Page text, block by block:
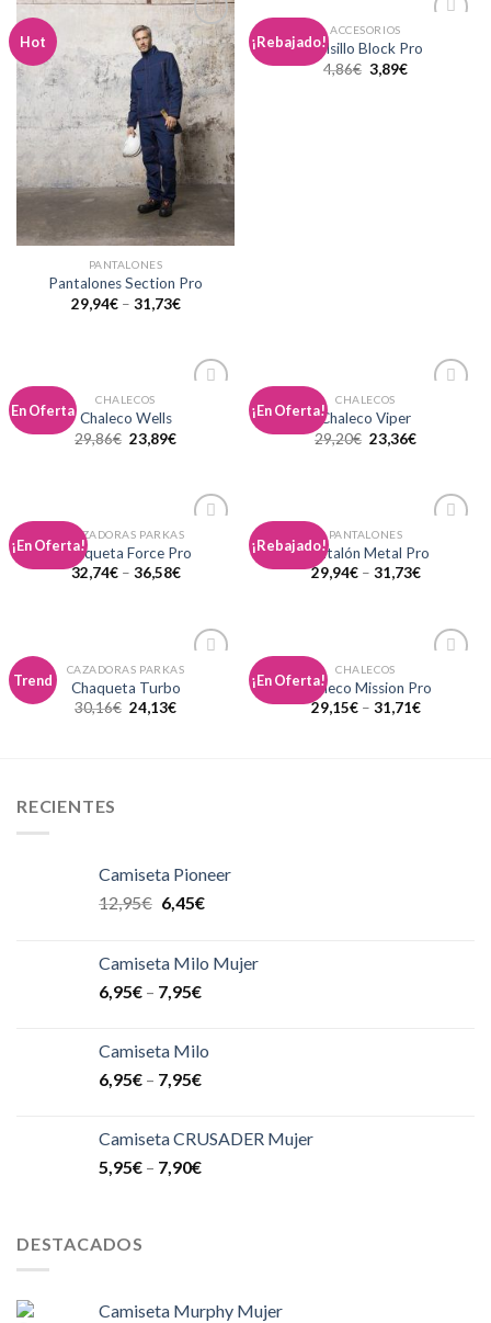
Hot
Añadir
a la
lista de
deseos
PANTALONES
Pantalones Section Pro
29,94€– 31,73€
¡Rebajado!
ACCESORIOS
Bolsillo Block Pro
4,86€ 3,89€
En Oferta
CHALECOS
Chaleco Wells
29,86€ 23,89€
¡En Oferta!
CHALECOS
Chaleco Viper
29,20€ 23,36€
¡En Oferta!
Añadir
CAZADORAS PARKAS
Chaqueta Force Pro
32,74€– 36,58€
¡Rebajado!
PANTALONES
Pantalón Metal Pro
29,94€– 31,73€
Trend
Añadir
CAZADORAS PARKAS
Chaqueta Turbo
30,16€ 24,13€
¡En Oferta!
CHALECOS
Chaleco Mission Pro
29,15€– 31,71€
RECIENTES
Camiseta Pioneer
12,95€ 6,45€
Camiseta Milo Mujer
6,95€ – 7,95€
Camiseta Milo
6,95€ – 7,95€
Camiseta CRUSADER Mujer
5,95€ – 7,90€
DESTACADOS
Camiseta Murphy Mujer